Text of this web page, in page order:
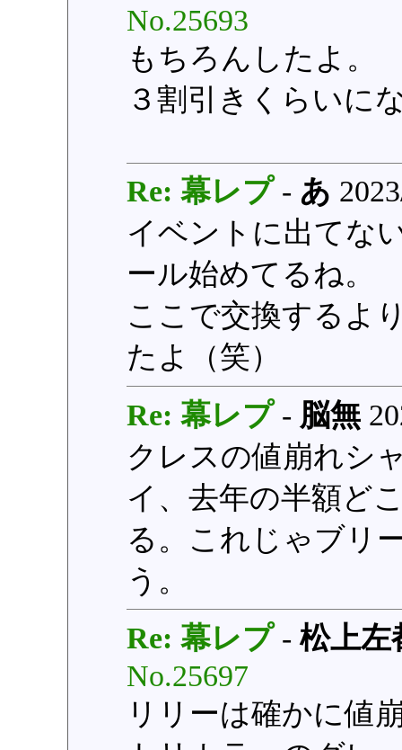
No.25693
もちろんしたよ。
３割引きくらいに
Re: 幕レプ- あ
イベントに出てな
ール始めてるね。
ここで交換するよ
たよ（笑）
Re: 幕レプ- 脳無
クレスの値崩れシ
イ、去年の半額ど
る。これじゃブリ
う。
Re: 幕レプ-松上左
No.25697
リリーは確かに値